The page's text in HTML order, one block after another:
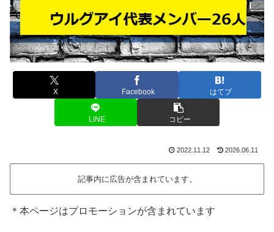
X Facebook はてブ
LINE コピー
2022.11.12 2026.06.11
記事内に広告が含まれています。
＊本ページはプロモーションが含まれています